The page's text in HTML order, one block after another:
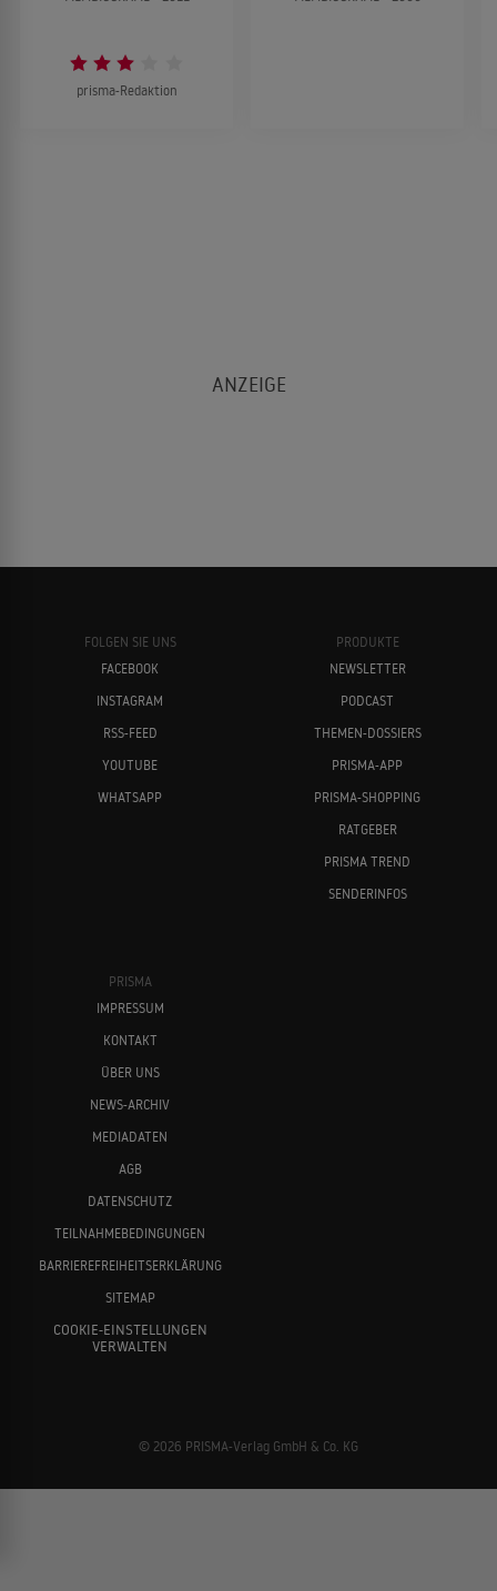
prisma-Redaktion
FOLGEN SIE UNS
FACEBOOK
INSTAGRAM
RSS-FEED
YOUTUBE
WHATSAPP
PRODUKTE
NEWSLETTER
PODCAST
THEMEN-DOSSIERS
PRISMA-APP
PRISMA-SHOPPING
RATGEBER
PRISMA TREND
SENDERINFOS
PRISMA
IMPRESSUM
KONTAKT
ÜBER UNS
NEWS-ARCHIV
MEDIADATEN
AGB
DATENSCHUTZ
TEILNAHMEBEDINGUNGEN
BARRIEREFREIHEITSERKLÄRUNG
SITEMAP
COOKIE-EINSTELLUNGEN
VERWALTEN
© 2026 PRISMA-Verlag GmbH & Co. KG